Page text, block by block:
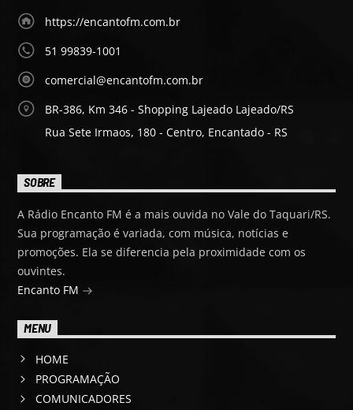
https://encantofm.com.br
51 99839-1001
comercial@encantofm.com.br
BR-386, Km 346 - Shopping Lajeado Lajeado/RS
Rua Sete Irmaos, 180 - Centro, Encantado - RS
SOBRE
A Rádio Encanto FM é a mais ouvida no Vale do Taquari/RS.
Sua programação é variada, com música, notícias e
promoções. Ela se diferencia pela proximidade com os
ouvintes.
Encanto FM
MENU
HOME
PROGRAMAÇÃO
COMUNICADORES